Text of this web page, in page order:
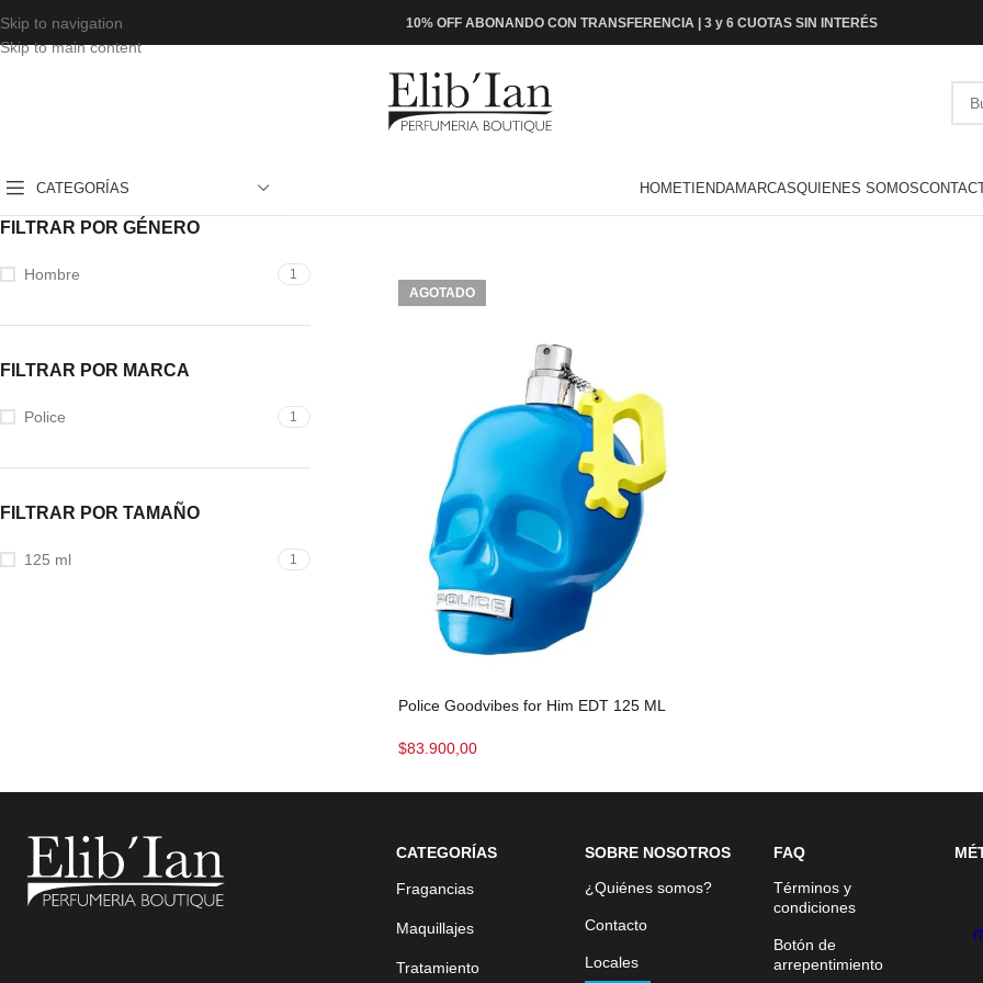
Skip to navigation
Skip to main content
10% OFF ABONANDO CON TRANSFERENCIA | 3 y 6 CUOTAS SIN INTERÉS
CATEGORÍAS HOMETIENDAMARCASQUIENES SOMOS
FILTRAR POR GÉNERO
Hombre 1
FILTRAR POR MARCA
Police 1
FILTRAR POR TAMAÑO
125 ml 1
AGOTADO
Police Goodvibes for Him EDT 125 ML
$83.900,00
CATEGORÍAS
Fragancias
Maquillajes
Tratamiento
SOBRE NOSOTROS
¿Quiénes somos?
Contacto
Locales
FAQ
Términos y
condiciones
Botón de
arrepentimiento